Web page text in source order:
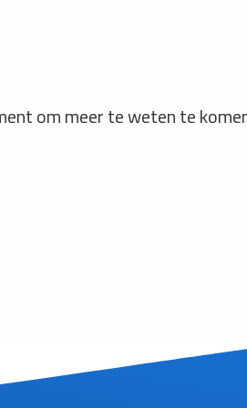
om meer te weten te